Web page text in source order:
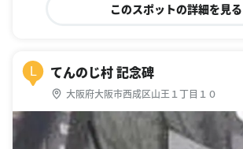
このスポットの詳細を見る
L てんのじ村 記念碑
大阪府大阪市西成区山王１丁目１０